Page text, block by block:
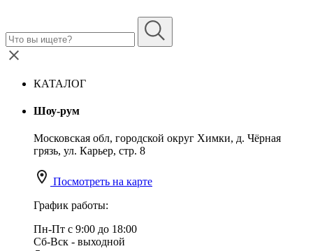
КАТАЛОГ
Шоу-рум
Московская обл, городской округ Химки, д. Чёрная
грязь, ул. Карьер, стр. 8
Посмотреть на карте
График работы:
Пн-Пт с 9:00 до 18:00
Сб-Вск - выходной